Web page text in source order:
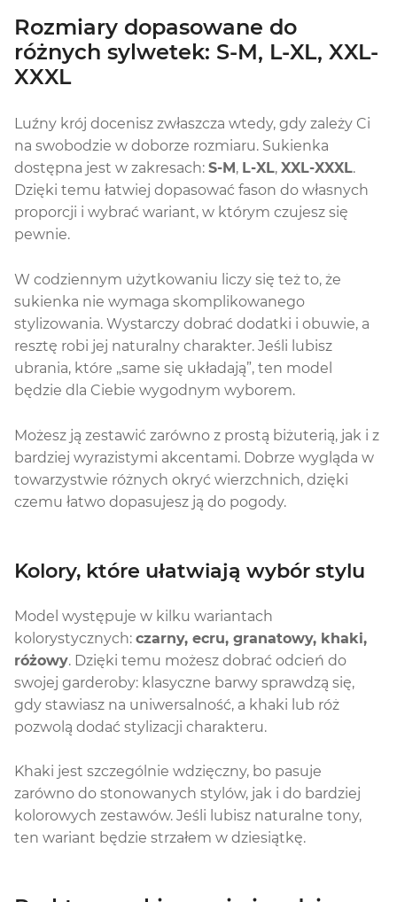
Rozmiary dopasowane do
różnych sylwetek: S-M, L-XL, XXL-
XXXL
Luźny krój docenisz zwłaszcza wtedy, gdy zależy Ci
na swobodzie w doborze rozmiaru. Sukienka
dostępna jest w zakresach: S-M, L-XL, XXL-XXXL.
Dzięki temu łatwiej dopasować fason do własnych
proporcji i wybrać wariant, w którym czujesz się
pewnie.
W codziennym użytkowaniu liczy się też to, że
sukienka nie wymaga skomplikowanego
stylizowania. Wystarczy dobrać dodatki i obuwie, a
resztę robi jej naturalny charakter. Jeśli lubisz
ubrania, które „same się układają”, ten model
będzie dla Ciebie wygodnym wyborem.
Możesz ją zestawić zarówno z prostą biżuterią, jak i z
bardziej wyrazistymi akcentami. Dobrze wygląda w
towarzystwie różnych okryć wierzchnich, dzięki
czemu łatwo dopasujesz ją do pogody.
Kolory, które ułatwiają wybór stylu
Model występuje w kilku wariantach
kolorystycznych: czarny, ecru, granatowy, khaki,
różowy. Dzięki temu możesz dobrać odcień do
swojej garderoby: klasyczne barwy sprawdzą się,
gdy stawiasz na uniwersalność, a khaki lub róż
pozwolą dodać stylizacji charakteru.
Khaki jest szczególnie wdzięczny, bo pasuje
zarówno do stonowanych stylów, jak i do bardziej
kolorowych zestawów. Jeśli lubisz naturalne tony,
ten wariant będzie strzałem w dziesiątkę.